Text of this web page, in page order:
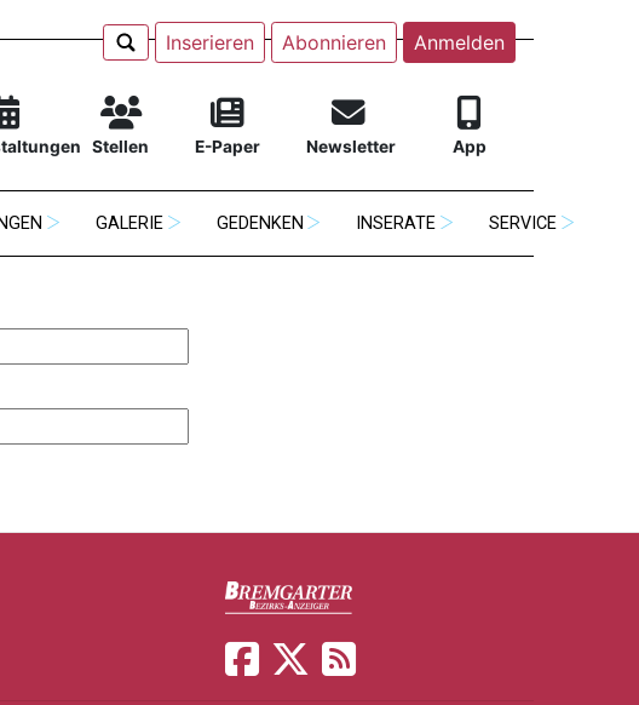
Inserieren Abonnieren Anmelden
Stellen E-Paper Newsletter App
GALERIE GEDENKEN INSERATE SERVICE